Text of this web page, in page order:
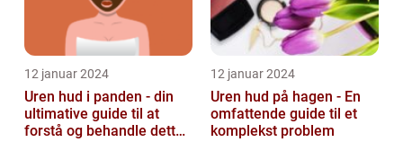
12 januar 2024
Uren hud i panden - din
ultimative guide til at
forstå og behandle dette
12 januar 2024
Uren hud på hagen - En
omfattende guide til et
komplekst problem